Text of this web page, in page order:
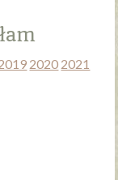
2020 2021